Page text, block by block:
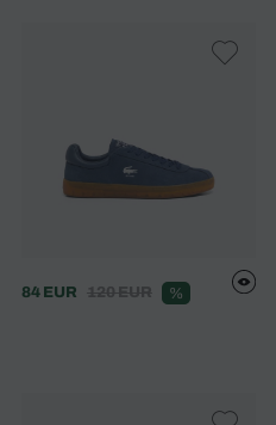
84 EUR 120 EUR %